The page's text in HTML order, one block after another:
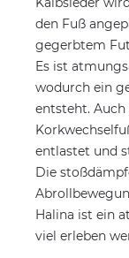
den Fuß
gegerbtem
Es ist
wodurch ein
entsteht.
entlastet und
Die
Halina ist ein
viel erleben